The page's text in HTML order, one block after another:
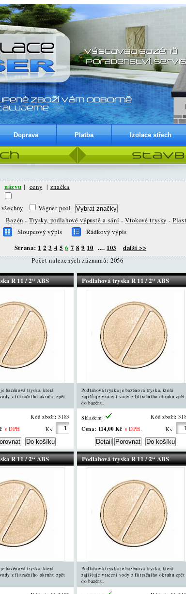
Doprava Platba Izolace střech
názvu | ceny | značka
všechny
Vágner pool
Bazén - Trysky, podlahové výpustě a sání -Vtokové trysky -
Sloupcový výpis
Řádkový výpis
Strana: 1 2 3 4 5 6 7 8 9 10 .... 103
další >>
Počet nalezených záznamů: 2056
R 11 / 2“ ABS Podlahová tryska R 11 / 2“ ABS
bazénová tryska, která
z filtračního okruhu zpět
Podlahová tryska je bazénová tryska, která
zajišťuje vracení vody z filtračního okruhu zpět
do bazénu.
Kód zboží: 3183
s DPH Ks:
Skladem: Kód zboží:
Cena: 114,00 Kč s DPH. Ks:
R 11 / 2“ ABS Podlahová tryska R 11 / 2“ ABS
bazénová tryska, která
z filtračního okruhu zpět
Podlahová tryska je bazénová tryska, která
zajišťuje vracení vody z filtračního okruhu zpět
do bazénu.